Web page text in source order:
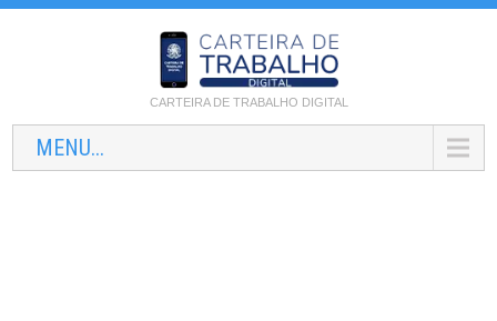
CARTEIRA DE TRABALHO DIGITAL
MENU...